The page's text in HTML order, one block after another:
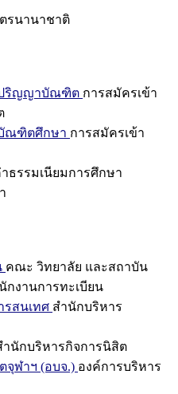
รนานาชาติ
ปริญญาบัณฑิต การสมัครเข้า
ณฑิตศึกษา การสมัครเข้า
ธรรมเนียมการศึกษา
คณะ วิทยาลัย และสถาบัน
กงานการทะเบียน
รสนเทศ สำนักบริหาร
ำนักบริหารกิจการนิสิต
จุฬาฯ (อบจ.) องค์การบริหาร